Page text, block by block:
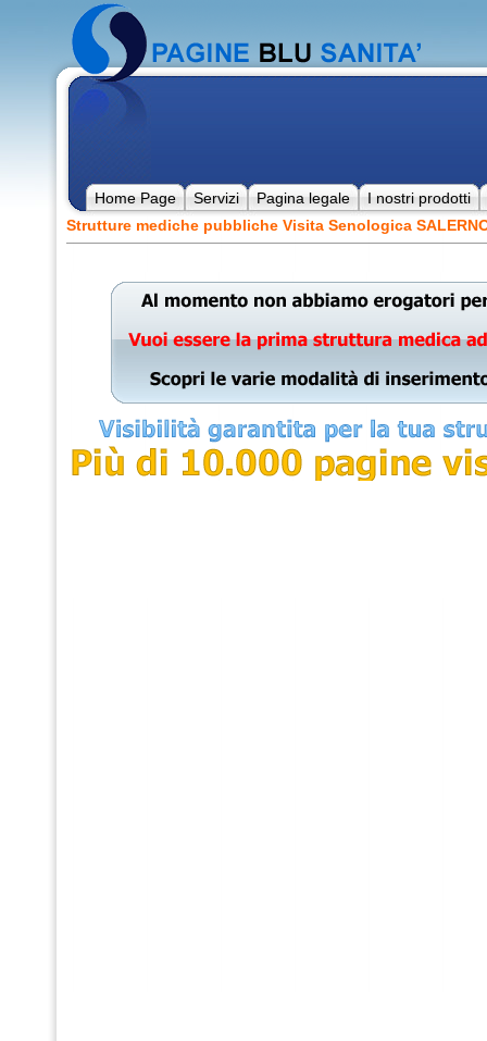
Home Page Servizi Pagina legale
I nostri prodotti
Strutture mediche pubbliche Visita Senologica